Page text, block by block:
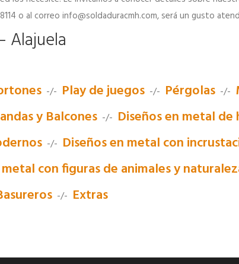
o al correo info@soldaduracmh.com, será un gusto
Alajuela
-/- Play de juegos -/- Pérgolas -/-
y Balcones -/- Diseños en metal
-/- Diseños en metal con
con figuras de animales y
-/- Extras